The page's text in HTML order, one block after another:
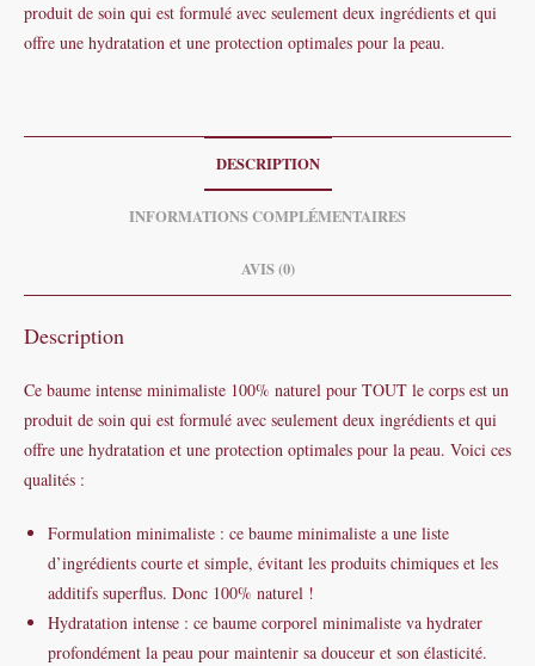
-
produit de soin qui est formulé avec seulement deux ingrédients et qui
offre une hydratation et une protection optimales pour la peau.
DESCRIPTION
INFORMATIONS COMPLÉMENTAIRES
AVIS (0)
Description
Ce baume intense minimaliste 100% naturel pour TOUT le corps est un
produit de soin qui est formulé avec seulement deux ingrédients et qui
offre une hydratation et une protection optimales pour la peau. Voici ces
qualités :
Formulation minimaliste : ce baume minimaliste a une liste
d’ingrédients courte et simple, évitant les produits chimiques et les
additifs superflus. Donc 100% naturel !
Hydratation intense : ce baume corporel minimaliste va hydrater
profondément la peau pour maintenir sa douceur et son élasticité.